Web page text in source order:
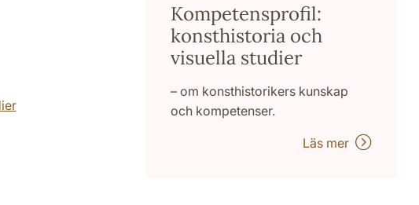
Kompetensprofil:
konsthistoria och
visuella studier
– om konsthistorikers kunskap
och kompetenser.
Läs mer